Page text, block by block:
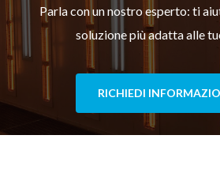
Parla con un nostro esperto: ti
soluzione più adatta alle
RICHIEDI